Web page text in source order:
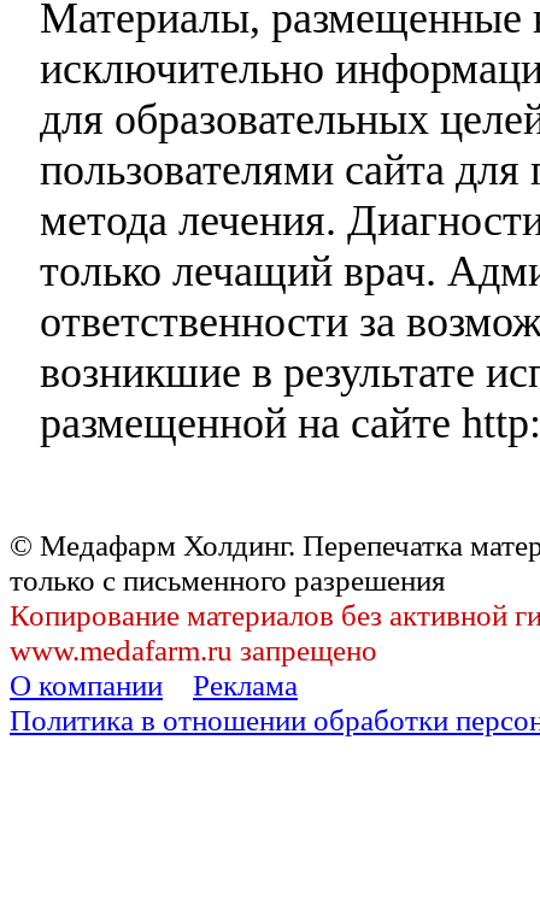
Материалы, размещенные
исключительно
для образовательных
пользователями сайта
метода лечения.
только лечащий врач.
ответственности за
возникшие в результате
размещенной на сайте
© Медафарм Холдинг. Перепечатка
только с письменного разрешения
Копирование материалов без активной
www.medafarm.ru запрещено
О компании
Реклама
Политика в отношении обработки